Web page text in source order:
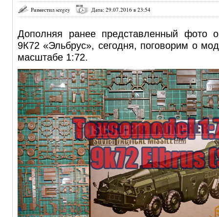
Разместил sergey Дата: 29.07.2016 в 23:54
Дополняя ранее представленный фото
9К72 «Эльбрус», сегодня, поговорим о
масштабе 1:72.